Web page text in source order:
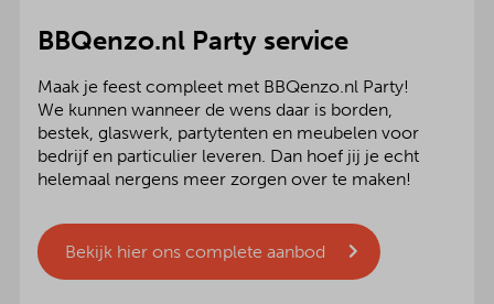
BBQenzo.nl Party service
Maak je feest compleet met BBQenzo.nl Party!
We kunnen wanneer de wens daar is borden,
bestek, glaswerk, partytenten en meubelen voor
bedrijf en particulier leveren. Dan hoef jij je echt
helemaal nergens meer zorgen over te maken!
Bekijk hier ons complete aanbod